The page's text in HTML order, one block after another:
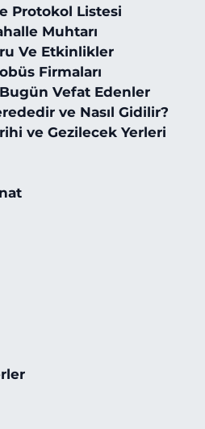
Protokol Listesi
Muhtarı
Ve Etkinlikler
Firmaları
Vefat Edenler
ve Nasıl Gidilir?
ve Gezilecek Yerleri